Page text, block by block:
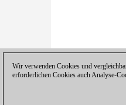
Wir verwenden Cookies und
erforderlichen Cookies auch Analyse-